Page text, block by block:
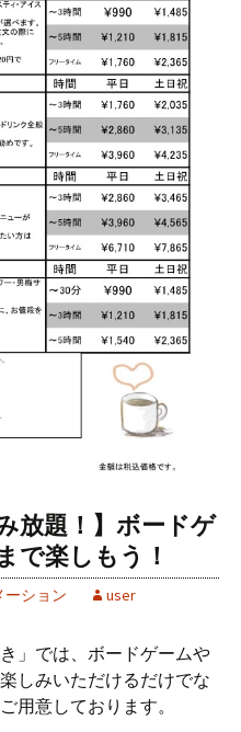
放題！】ボードゲ
で楽しもう！
ーション user
」では、ボードゲームや
しみいただけるだけでな
用意しております。